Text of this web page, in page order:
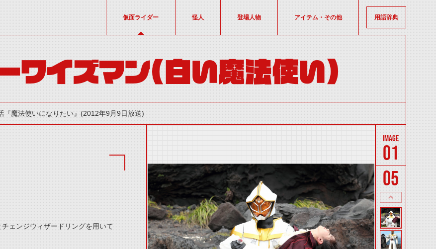
仮面ライダー 怪人 登場人物 アイテム・その他 用語辞典
ワイズマン(白い魔法使い)
『魔法使いになりたい』(2012年9月9日放送)
ェンジウィザードリングを用いて
01
05
thumbnail Prev